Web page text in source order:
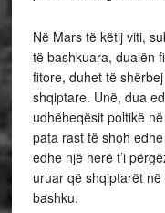
Në Mars të këtij viti,
të bashkuara, dualën
fitore, duhet të
shqiptare. Unë, dua
udhëheqësit poltikë
pata rast të shoh
edhe një herë t’i
uruar që shqiptarët
bashku.